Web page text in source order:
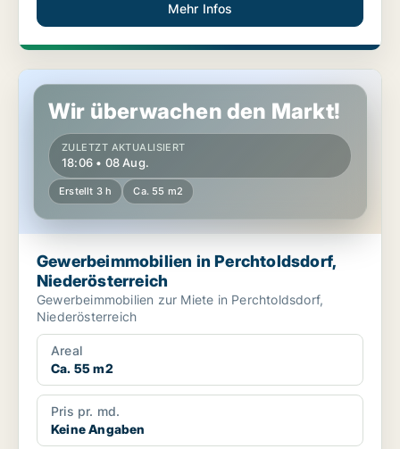
Mehr Infos
Gewerbeimmobilien in Perchtoldsdorf, Niederösterreich
Wir überwachen den Markt!
ZULETZT AKTUALISIERT
18:06 • 08 Aug.
Erstellt 3 h Ca. 55 m2
Gewerbeimmobilien in Perchtoldsdorf,
Niederösterreich
Gewerbeimmobilien zur Miete in Perchtoldsdorf,
Niederösterreich
Areal
Ca. 55 m2
Pris pr. md.
Keine Angaben